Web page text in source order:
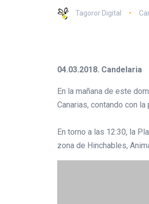
Tagoror Digital
04.03.2018. Candelaria
En la mañana de este
Canarias, contando con
En torno a las 12:30, la
zona de Hinchables,